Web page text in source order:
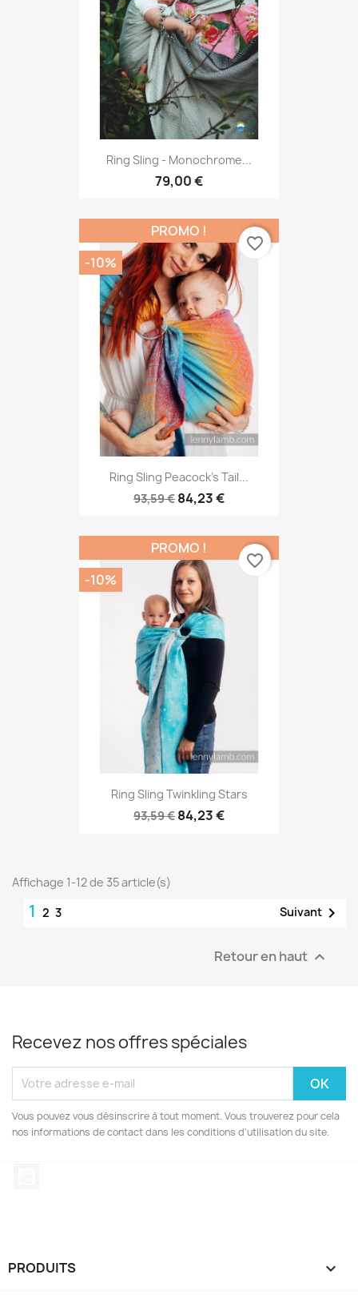
Ring Sling - Monochrome...
79,00 €
Ring Sling Peacock's Tail...
93,59 € 84,23 €
PROMO !
-10%
favorite_border
Ring Sling Twinkling Stars
93,59 € 84,23 €
PROMO !
-10%
favorite_border
Affichage 1-12 de 35 article(s)
1 2 3 Suivant 
Retour en haut 
Recevez nos offres spéciales
Vous pouvez vous désinscrire à tout moment. Vous trouverez pour cela
nos informations de contact dans les conditions d'utilisation du site.
PRODUITS 